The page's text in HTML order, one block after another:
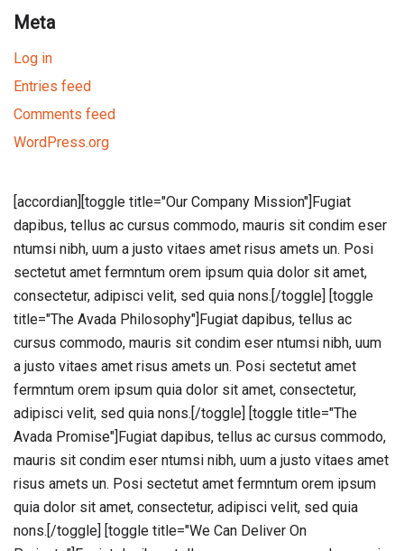
Meta
Log in
Entries feed
Comments feed
WordPress.org
[accordian][toggle title="Our Company Mission"]Fugiat
dapibus, tellus ac cursus commodo, mauris sit condim eser
ntumsi nibh, uum a justo vitaes amet risus amets un. Posi
sectetut amet fermntum orem ipsum quia dolor sit amet,
consectetur, adipisci velit, sed quia nons.[/toggle] [toggle
title="The Avada Philosophy"]Fugiat dapibus, tellus ac
cursus commodo, mauris sit condim eser ntumsi nibh, uum
a justo vitaes amet risus amets un. Posi sectetut amet
fermntum orem ipsum quia dolor sit amet, consectetur,
adipisci velit, sed quia nons.[/toggle] [toggle title="The
Avada Promise"]Fugiat dapibus, tellus ac cursus commodo,
mauris sit condim eser ntumsi nibh, uum a justo vitaes amet
risus amets un. Posi sectetut amet fermntum orem ipsum
quia dolor sit amet, consectetur, adipisci velit, sed quia
nons.[/toggle] [toggle title="We Can Deliver On